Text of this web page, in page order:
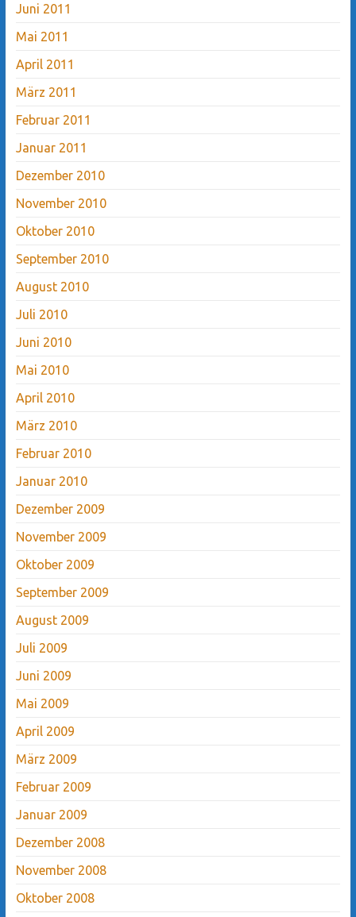
Juni 2011
Mai 2011
April 2011
März 2011
Februar 2011
Januar 2011
Dezember 2010
November 2010
Oktober 2010
September 2010
August 2010
Juli 2010
Juni 2010
Mai 2010
April 2010
März 2010
Februar 2010
Januar 2010
Dezember 2009
November 2009
Oktober 2009
September 2009
August 2009
Juli 2009
Juni 2009
Mai 2009
April 2009
März 2009
Februar 2009
Januar 2009
Dezember 2008
November 2008
Oktober 2008